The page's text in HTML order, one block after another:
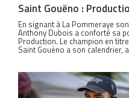
Saint Gouëno :
En signant à La Pommeraye
Anthony Dubois a conforté sa
Production. Le champion en
Saint Gouëno a son calendrier,